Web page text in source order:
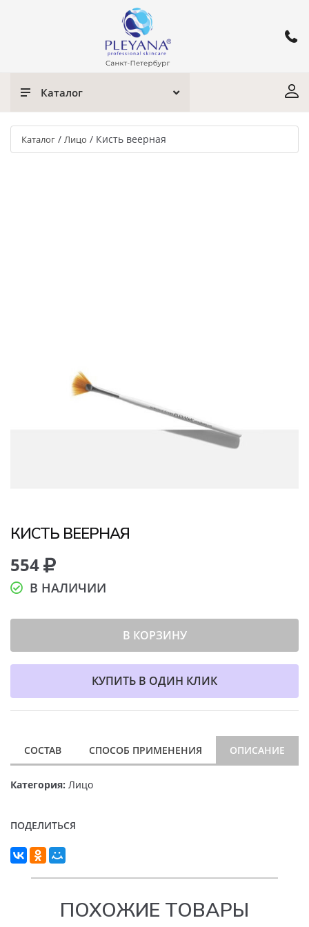
Каталог
Каталог / Лицо / Кисть веерная
КИСТЬ ВЕЕРНАЯ
554
В НАЛИЧИИ
В КОРЗИНУ
КУПИТЬ В ОДИН КЛИК
СОСТАВ СПОСОБ ПРИМЕНЕНИЯ ОПИСАНИЕ
Категория: Лицо
ПОДЕЛИТЬСЯ
ПОХОЖИЕ ТОВАРЫ